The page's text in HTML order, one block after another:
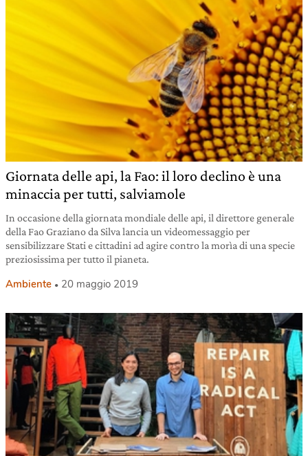
Giornata delle api, la Fao: il loro declino è una
minaccia per tutti, salviamole
In occasione della giornata mondiale delle api, il direttore generale
della Fao Graziano da Silva lancia un videomessaggio per
sensibilizzare Stati e cittadini ad agire contro la morìa di una specie
preziosissima per tutto il pianeta.
Ambiente 20 maggio 2019